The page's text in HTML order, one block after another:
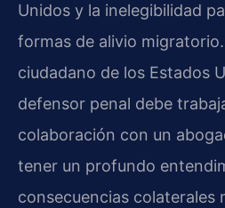
Unidos y la inelegibilidad
formas de alivio
ciudadano de los Estados
defensor penal debe
colaboración con un
tener un profundo
consecuencias colaterales